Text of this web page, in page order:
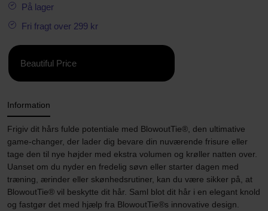
På lager
Fri fragt over 299 kr
Beautiful Price
Information
Frigiv dit hårs fulde potentiale med BlowoutTie®, den ultimative
game-changer, der lader dig bevare din nuværende frisure eller
tage den til nye højder med ekstra volumen og krøller natten over.
Uanset om du nyder en fredelig søvn eller starter dagen med
træning, ærinder eller skønhedsrutiner, kan du være sikker på, at
BlowoutTie® vil beskytte dit hår. Saml blot dit hår i en elegant knold
og fastgør det med hjælp fra BlowoutTie®s innovative design.